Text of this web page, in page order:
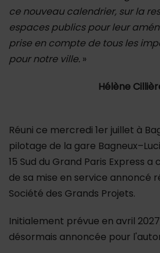
ce nouveau calendrier, sur la
espaces publics pour leur
prise en compte de tous les
pour notre ville. »
Hélène
Réuni ce mercredi 1er juillet à
pilotage de la gare
15 Sud du Grand Paris Express
de sa mise en service annoncé
Société des Grands Projets.
Initialement prévue en avril
désormais annoncée pour